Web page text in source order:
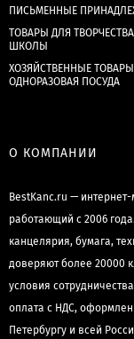
ПИСЬМЕННЫЕ
ТОВАРЫ ДЛЯ
ШКОЛЫ
ХОЗЯЙСТВЕННЫЕ
ОДНОРАЗОВАЯ ПОСУДА
О КОМПАНИИ
BestKanc.ru —
работающий с 2006
канцелярия, бумага,
доверяют более 20000
условия
оплата с НДС,
Петербургу и всей